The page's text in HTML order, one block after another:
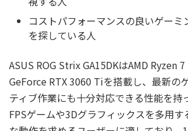
コストパフォーマンスの良いゲーミ
を探している人
ASUS ROG Strix GA15DKはAMD Ryzen
GeForce RTX 3060 Tiを搭載し、最新の
ティブ作業にも十分対応できる性能を持
FPSゲームや3Dグラフィックスを多用